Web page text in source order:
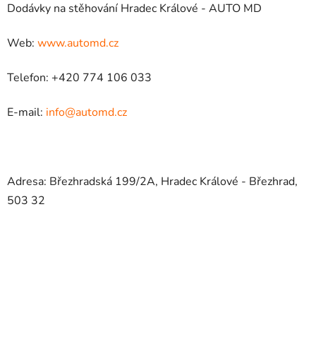
Dodávky na stěhování Hradec Králové - AUTO MD
Web: www.automd.cz
Telefon: +420 774 106 033
E-mail: info@automd.cz
Adresa: Březhradská 199/2A, Hradec Králové - Březhrad,
503 32